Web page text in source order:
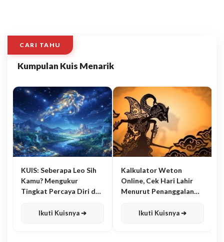
CARI TAHU
Kumpulan Kuis Menarik
KUIS: Seberapa Leo Sih
Kamu? Mengukur
Tingkat Percaya Diri dan
Ikuti Kuisnya ➔
Kalkulator Weton
Online, Cek Hari Lahir
Menurut Penanggalan
Ikuti Kuisnya ➔